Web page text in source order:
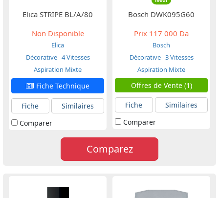
Elica STRIPE BL/A/80
Non Disponible
Elica
Décorative 4 Vitesses
Aspiration Mixte
Fiche Technique
Fiche
Similaires
Comparer
Bosch DWK095G60
Prix 117 000 Da
Bosch
Décorative 3 Vitesses
Aspiration Mixte
Offres de Vente (1)
Fiche
Similaires
Comparer
Comparez